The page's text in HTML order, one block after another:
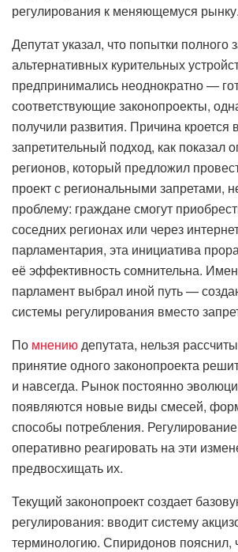
регулирования к меняющемуся рынку.
Депутат указал, что попытки полного
альтернативных курительных
предпринимались неоднократно —
соответствующие законопроекты,
получили развития. Причина кроется
запретительный подход, как показал
регионов, который предложил
проект с региональными запретами,
проблему: граждане смогут
соседних регионах или через
парламентария, эта инициатива
её эффективность сомнительна.
парламент выбрал иной путь —
системы регулирования вместо
По мнениюдепутата, нельзя
принятие одного законопроекта
и навсегда. Рынок постоянно
появляются новые виды смесей,
способы потребления.
оперативно реагировать на эти
предвосхищать их.
Текущий законопроект создает
регулирования: вводит систему
терминологию. Спиридонов пояснил,